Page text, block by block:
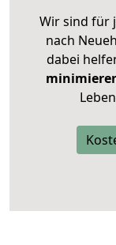
Wir sind für
nach
dabei